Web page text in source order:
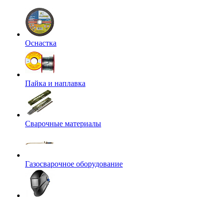
Оснастка
Пайка и наплавка
Сварочные материалы
Газосварочное оборудование